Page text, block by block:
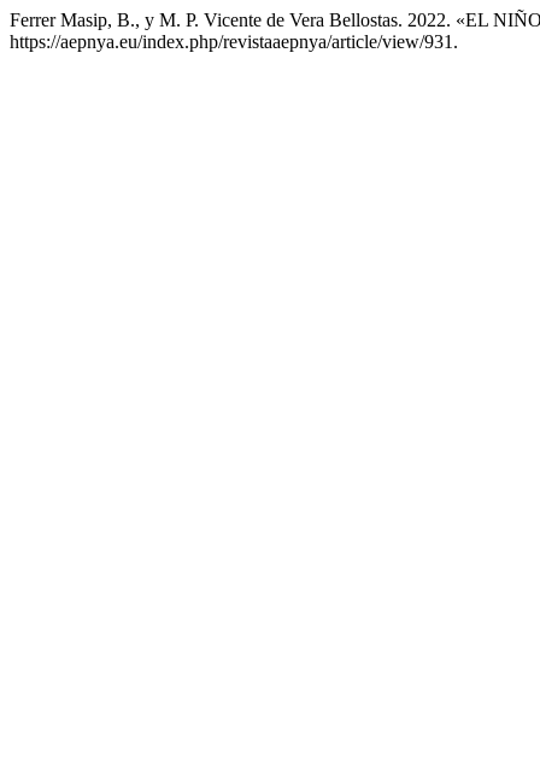
Ferrer Masip, B., y M. P. Vicente de Vera Bellostas. 2022. «EL
https://aepnya.eu/index.php/revistaaepnya/article/view/931.